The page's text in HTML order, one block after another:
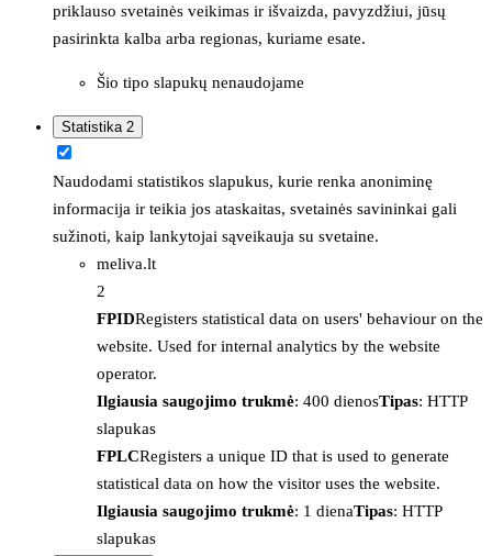
priklauso svetainės veikimas ir išvaizda, pavyzdžiui, jūsų
pasirinkta kalba arba regionas, kuriame esate.
Šio tipo slapukų nenaudojame
Statistika 2
Naudodami statistikos slapukus, kurie renka anoniminę
informacija ir teikia jos ataskaitas, svetainės savininkai gali
sužinoti, kaip lankytojai sąveikauja su svetaine.
meliva.lt
2
FPIDRegisters statistical data on users' behaviour on the
website. Used for internal analytics by the website
operator.
Ilgiausia saugojimo trukmė: 400 dienosTipas: HTTP
slapukas
FPLCRegisters a unique ID that is used to generate
statistical data on how the visitor uses the website.
Ilgiausia saugojimo trukmė: 1 dienaTipas: HTTP
slapukas